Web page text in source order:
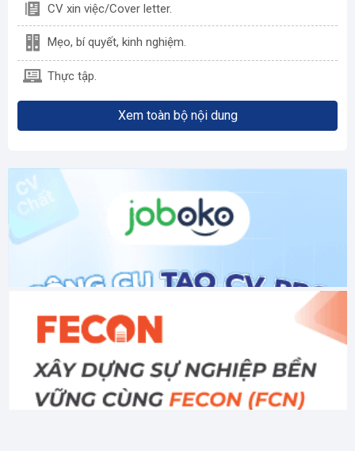
CV xin việc/Cover letter.
Mẹo, bí quyết, kinh nghiệm.
Thực tập.
Xem toàn bộ nội dung